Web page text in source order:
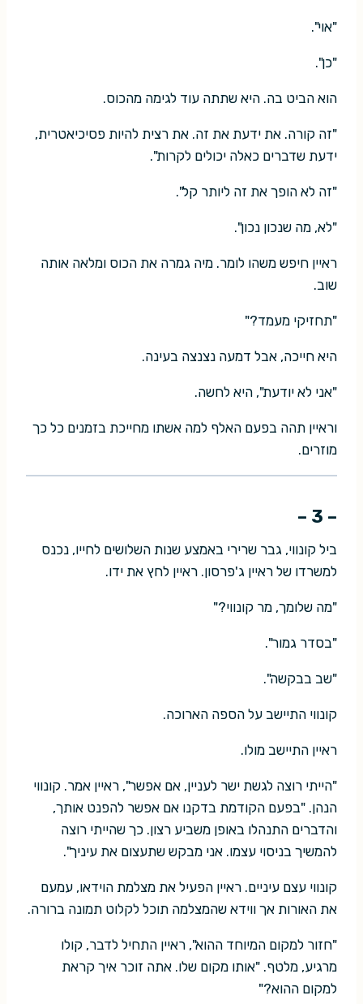
"אוי".
"כן".
הוא הביט בה. היא שתתה עוד לגימה מהכוס.
"זה קורה. את ידעת את זה. את רצית להיות פסיכיאטרית,
ידעת שדברים כאלה יכולים לקרות".
"זה לא הופך את זה ליותר קל".
"לא, מה שנכון נכון".
ראיין חיפש משהו לומר. מיה גמרה את הכוס ומלאה אותה
שוב.
"תחזיקי מעמד?"
היא חייכה, אבל דמעה נצנצה בעינה.
"אני לא יודעת", היא לחשה.
וראיין תהה בפעם האלף למה אשתו מחייכת בזמנים כל כך
מוזרים.
– 3 –
ביל קונווי, גבר שרירי באמצע שנות השלושים לחייו, נכנס
למשרדו של ראיין ג'פרסון. ראיין לחץ את ידו.
"מה שלומך, מר קונווי?"
"בסדר גמור".
"שב בבקשה".
קונווי התיישב על הספה הארוכה.
ראיין התיישב מולו.
"הייתי רוצה לגשת ישר לעניין, אם אפשר", ראיין אמר. קונווי
הנהן. "בפעם הקודמת בדקנו אם אפשר להפנט אותך,
והדברים התנהלו באופן משביע רצון. כך שהייתי רוצה
להמשיך בניסוי עצמו. אני מבקש שתעצום את עיניך".
קונווי עצם עיניים. ראיין הפעיל את מצלמת הוידאו, עמעם
את האורות אך ווידא שהמצלמה תוכל לקלוט תמונה ברורה.
"חזור למקום המיוחד ההוא", ראיין התחיל לדבר, קולו
מרגיע, מלטף. "אותו מקום שלו. אתה זוכר איך קראת
למקום ההוא?"